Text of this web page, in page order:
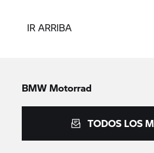
IR ARRIBA
BMW Motorrad
TODOS LOS